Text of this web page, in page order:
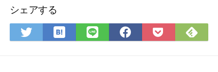
シェアする
Twitter
で
は
て
LINE
で
Facebook
で
Pocket
に
で